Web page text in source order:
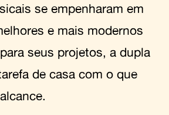
se empenharam em
e mais modernos
seus projetos, a dupla
de casa com o que